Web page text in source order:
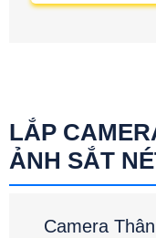
LẮP
ẢNH SẮT
Camera